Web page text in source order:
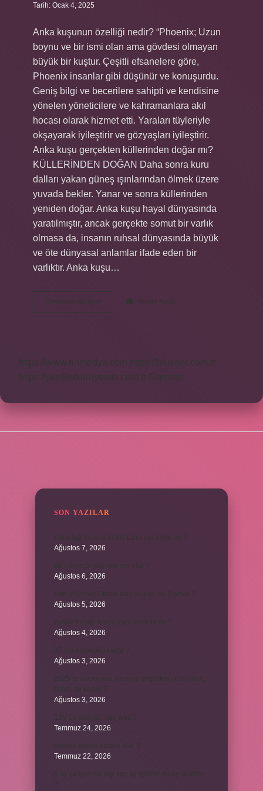
Tarih: Ocak 4, 2025
Anka kuşunun özelliği nedir? “Phoenix; Uzun
boynu ve bir ismi olan ama gövdesi olmayan
büyük bir kuştur. Çeşitli efsanelere göre,
Phoenix insanlar gibi düşünür ve konuşurdu.
Geniş bilgi ve becerilere sahipti ve kendisine
yönelen yöneticilere ve kahramanlara akıl
hocası olarak hizmet etti. Yaraları tüyleriyle
okşayarak iyileştirir ve gözyaşları iyileştirir.
Anka kuşu gerçekten küllerinden doğar mı?
KÜLLERİNDEN DOĞAN Daha sonra kuru
dalları yakan güneş ışınlarından ölmek üzere
yuvada bekler. Yanar ve sonra küllerinden
yeniden doğar. Anka kuşu hayal dünyasında
yaratılmıştır, ancak gerçekte somut bir varlık
olmasa da, insanın ruhsal dünyasında büyük
ve öte dünyasal anlamlar ifade eden bir
varlıktır. Anka kuşu…
Devamını okuyun
Kuşu
Yorum Bırak
https://www.rinmedya.com
https://bluenet.com.tr
https://yesillerkuruyemis.com.tr Sitemap
SON YAZILAR
Karadağ’ın para birimi Euro mu dolar mı ?
Ağustos 7, 2026
Ağustos 6, 2026
Ağustos 5, 2026
Ağustos 4, 2026
Ağustos 3, 2026
Ağustos 3, 2026
Temmuz 24, 2026
Temmuz 22, 2026